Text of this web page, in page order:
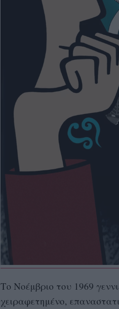
Το Νοέμβριο του 1969
χειραφετημένο,